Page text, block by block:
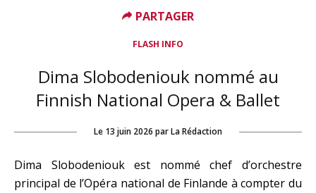
FLASH INFO
Dima Slobodeniouk nommé au
Finnish National Opera & Ballet
Le 13 juin 2026 parLa Rédaction
Dima Slobodeniouk est nommé chef d’orchestre
principal de l’Opéra national de Finlande à compter du
PARTAGER